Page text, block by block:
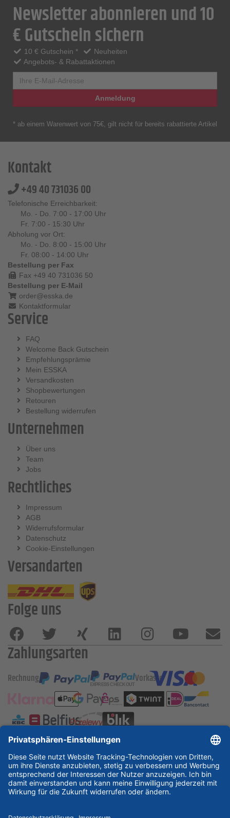
Newsletter abonnieren und 10
€ Gutschein sichern
10 € Gutschein *
Neuheiten
Angebots- & Rabattaktionen
Anmeldung
* ab einem Warenwert von 75€, gilt nicht für bereits rabattierte Artikel
Kontakt
+49 40 731036 00
Telefonische Erreichbarkeit:
Mo. - Do. 7:00 - 17:00 Uhr
Fr. 7:00 - 15:30 Uhr
Abholung vor Ort:
Mo. - Do. 8:00 - 15:00 Uhr
Fr. 08:00 - 14:00 Uhr
Bestellung per Fax
Fax +49 40 731036 50
Bestellung per E-Mail
order@esska.de
Kontaktformular
Service
FAQ
Welcome Back Gutschein
Empfehlungsprämie
Mein ESSKA
Versandkosten
Shopbewertungen
Retouren
Bestellung widerrufen
Unternehmen
Über uns
Team
Jobs
Rechtliches
Impressum
AGB
Widerrufsformular
Datenschutz
Cookie-Einstellungen
Versandarten
Folge uns
Zahlungsarten
Rechnung Vorkasse
ESSKA International
new
new new